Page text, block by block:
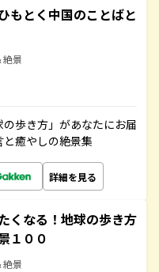
もとく中国のことばと
絶景
歩き方」があなたにお届
癒やしの絶景集
詳細を見る
くなる！地球の歩き方
１００
絶景